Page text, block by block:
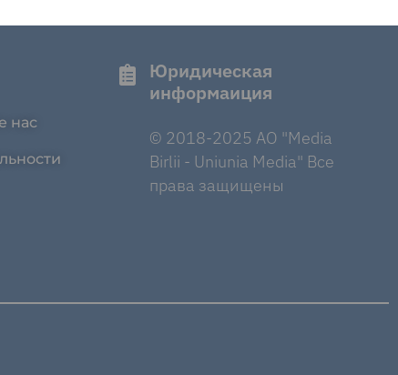
нас
Юридическая
информаиция
© 2018-2025 AO "Media
Birlii - Uniunia Media" Все
права защищены